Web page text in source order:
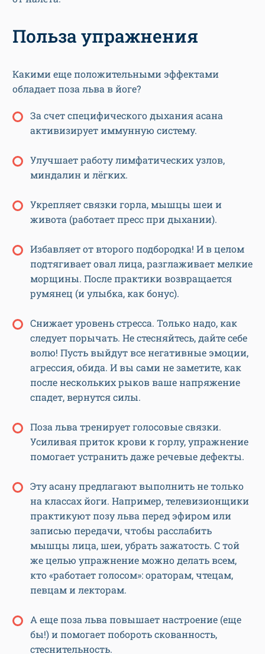
Польза упражнения
Какими еще положительными эффектами
обладает поза льва в йоге?
За счет специфического дыхания асана
активизирует иммунную систему.
Улучшает работу лимфатических узлов,
миндалин и лёгких.
Укрепляет связки горла, мышцы шеи и
живота (работает пресс при дыхании).
Избавляет от второго подбородка! И в целом
подтягивает овал лица, разглаживает мелкие
морщины. После практики возвращается
румянец (и улыбка, как бонус).
Снижает уровень стресса. Только надо, как
следует порычать. Не стесняйтесь, дайте себе
волю! Пусть выйдут все негативные эмоции,
агрессия, обида. И вы сами не заметите, как
после нескольких рыков ваше напряжение
спадет, вернутся силы.
Поза льва тренирует голосовые связки.
Усиливая приток крови к горлу, упражнение
помогает устранить даже речевые дефекты.
Эту асану предлагают выполнить не только
на классах йоги. Например, телевизионщики
практикуют позу льва перед эфиром или
записью передачи, чтобы расслабить
мышцы лица, шеи, убрать зажатость. С той
же целью упражнение можно делать всем,
кто «работает голосом»: ораторам, чтецам,
певцам и лекторам.
А еще поза льва повышает настроение (еще
бы!) и помогает побороть скованность,
стеснительность.